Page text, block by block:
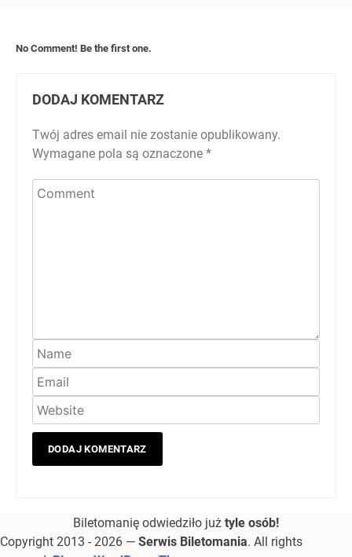
No Comment! Be the first one.
DODAJ KOMENTARZ
Twój adres email nie zostanie opublikowany.
Wymagane pola są oznaczone *
Biletomanię odwiedziło już tyle osób!
Copyright 2013 - 2026 — Serwis Biletomania. All rights